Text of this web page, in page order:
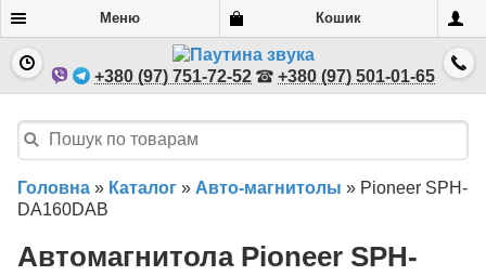
Меню Кошик
+380 (97) 751-72-52 +380 (97) 501-01-65
Головна » Каталог » Авто-магнитолы » Pioneer SPH-
DA160DAB
Автомагнитола Pioneer SPH-